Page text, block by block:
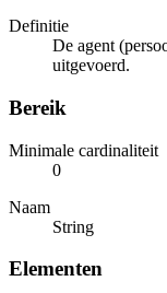
Definitie
De agent
uitgevoerd.
Bereik
Minimale cardinaliteit
0
Naam
String
Elementen